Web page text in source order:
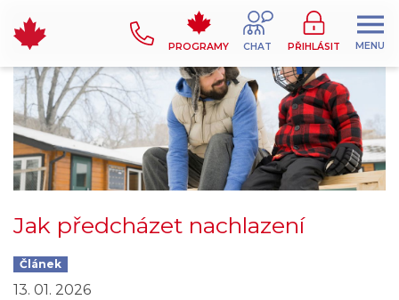
PROGRAMY CHAT PŘIHLÁSIT MENU
Jak předcházet nachlazení
Článek
13. 01. 2026